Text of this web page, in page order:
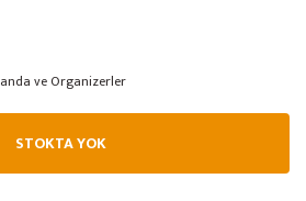
ve Organizerler
STOKTA YOK